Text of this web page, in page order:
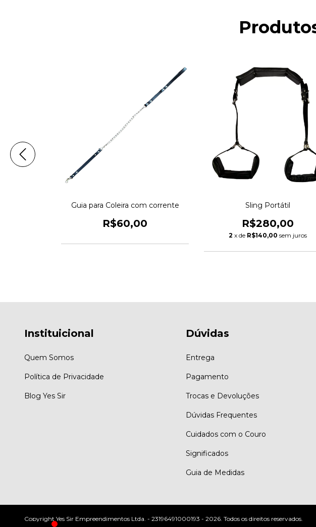
Guia para Coleira com corrente
R$60,00
Sling Portátil
R$280,00
2 x de R$140,00 sem juros
Instituicional
Quem Somos
Política de Privacidade
Blog Yes Sir
Dúvidas
Entrega
Pagamento
Trocas e Devoluções
Dúvidas Frequentes
Cuidados com o Couro
Significados
Guia de Medidas
Copyright Yes Sir Empreendimentos Ltda. - 23196491000193 - 2026. Todos os direitos reservados.